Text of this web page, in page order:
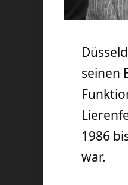
seinen
1986
war.